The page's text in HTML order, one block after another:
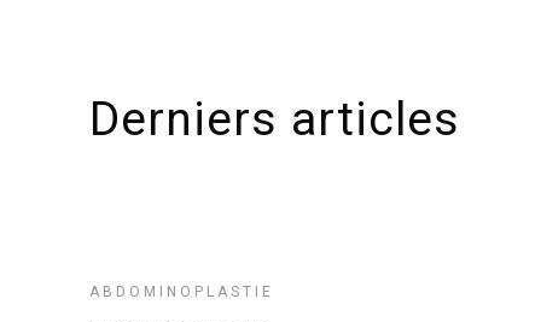
Derniers articles
ABDOMINOPLASTIE